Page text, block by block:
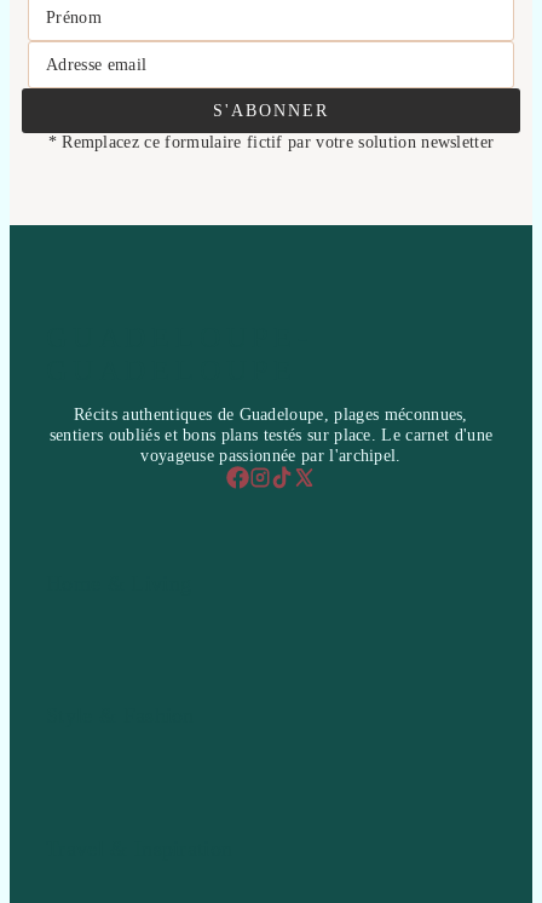
Prénom
Adresse email
S'ABONNER
* Remplacez ce formulaire fictif par votre solution newsletter
Récits authentiques de Guadeloupe, plages méconnues,
sentiers oubliés et bons plans testés sur place. Le carnet d'une
voyageuse passionnée par l'archipel.